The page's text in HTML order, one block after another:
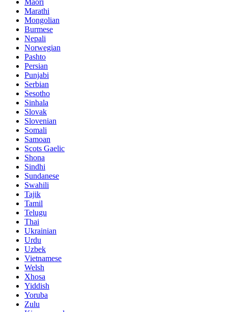
Maori
Marathi
Mongolian
Burmese
Nepali
Norwegian
Pashto
Persian
Punjabi
Serbian
Sesotho
Sinhala
Slovak
Slovenian
Somali
Samoan
Scots Gaelic
Shona
Sindhi
Sundanese
Swahili
Tajik
Tamil
Telugu
Thai
Ukrainian
Urdu
Uzbek
Vietnamese
Welsh
Xhosa
Yiddish
Yoruba
Zulu